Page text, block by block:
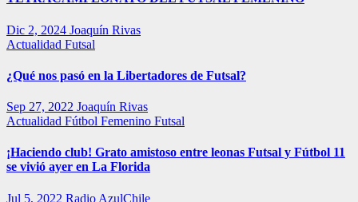
Dic 2, 2024 Joaquín Rivas
Actualidad Futsal
¿Qué nos pasó en la Libertadores de Futsal?
Sep 27, 2022 Joaquín Rivas
Actualidad Fútbol Femenino Futsal
¡Haciendo club! Grato amistoso entre leonas Futsal y Fútbol 11
se vivió ayer en La Florida
Jul 5, 2022 Radio AzulChile